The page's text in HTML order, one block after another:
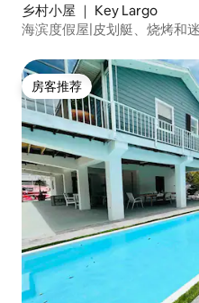
乡村小屋 ｜ Key Largo
海滨度假屋|皮划艇、烧烤和
房客推荐
房客推荐